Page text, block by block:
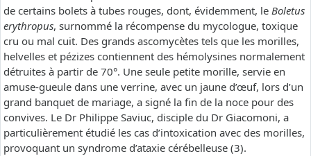
de certains bolets à tubes rouges, dont, évidemment, le Boletus
erythropus, surnommé la récompense du mycologue, toxique
cru ou mal cuit. Des grands ascomycètes tels que les morilles,
helvelles et pézizes contiennent des hémolysines normalement
détruites à partir de 70°. Une seule petite morille, servie en
amuse-gueule dans une verrine, avec un jaune d’œuf, lors d’un
grand banquet de mariage, a signé la fin de la noce pour des
convives. Le Dr Philippe Saviuc, disciple du Dr Giacomoni, a
particulièrement étudié les cas d’intoxication avec des morilles,
provoquant un syndrome d’ataxie cérébelleuse (3).